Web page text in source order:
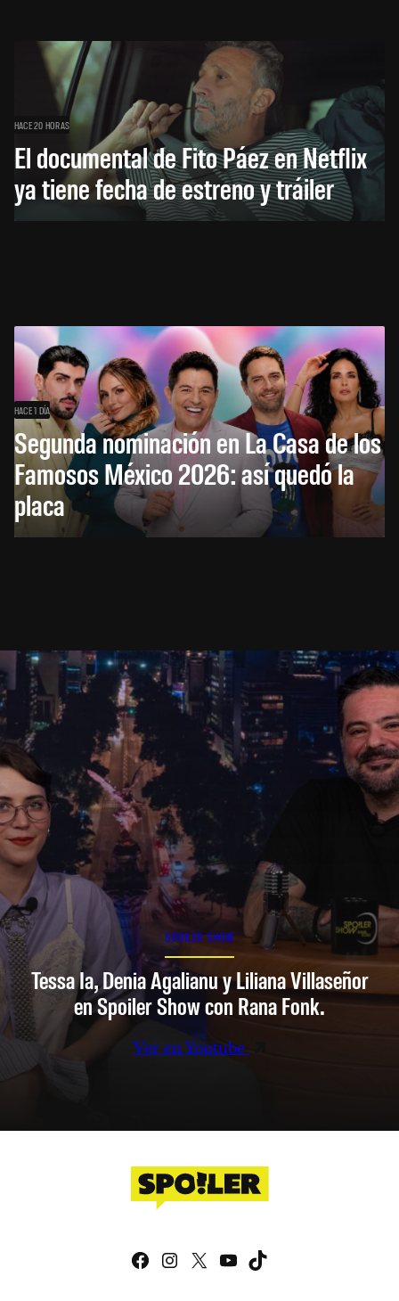
HACE 20 HORAS
El documental de Fito Páez en Netflix
ya tiene fecha de estreno y tráiler
HACE 1 DÍA
Segunda nominación en La Casa de los
Famosos México 2026: así quedó la
placa
SPOILER SHOW
Tessa Ia, Denia Agalianu y Liliana Villaseñor
en Spoiler Show con Rana Fonk.
Ver en Youtube
Facebook
Instagram
X YouTube